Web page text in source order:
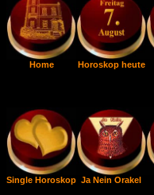
Home Horoskop heute
Single Horoskop Ja Nein Orakel